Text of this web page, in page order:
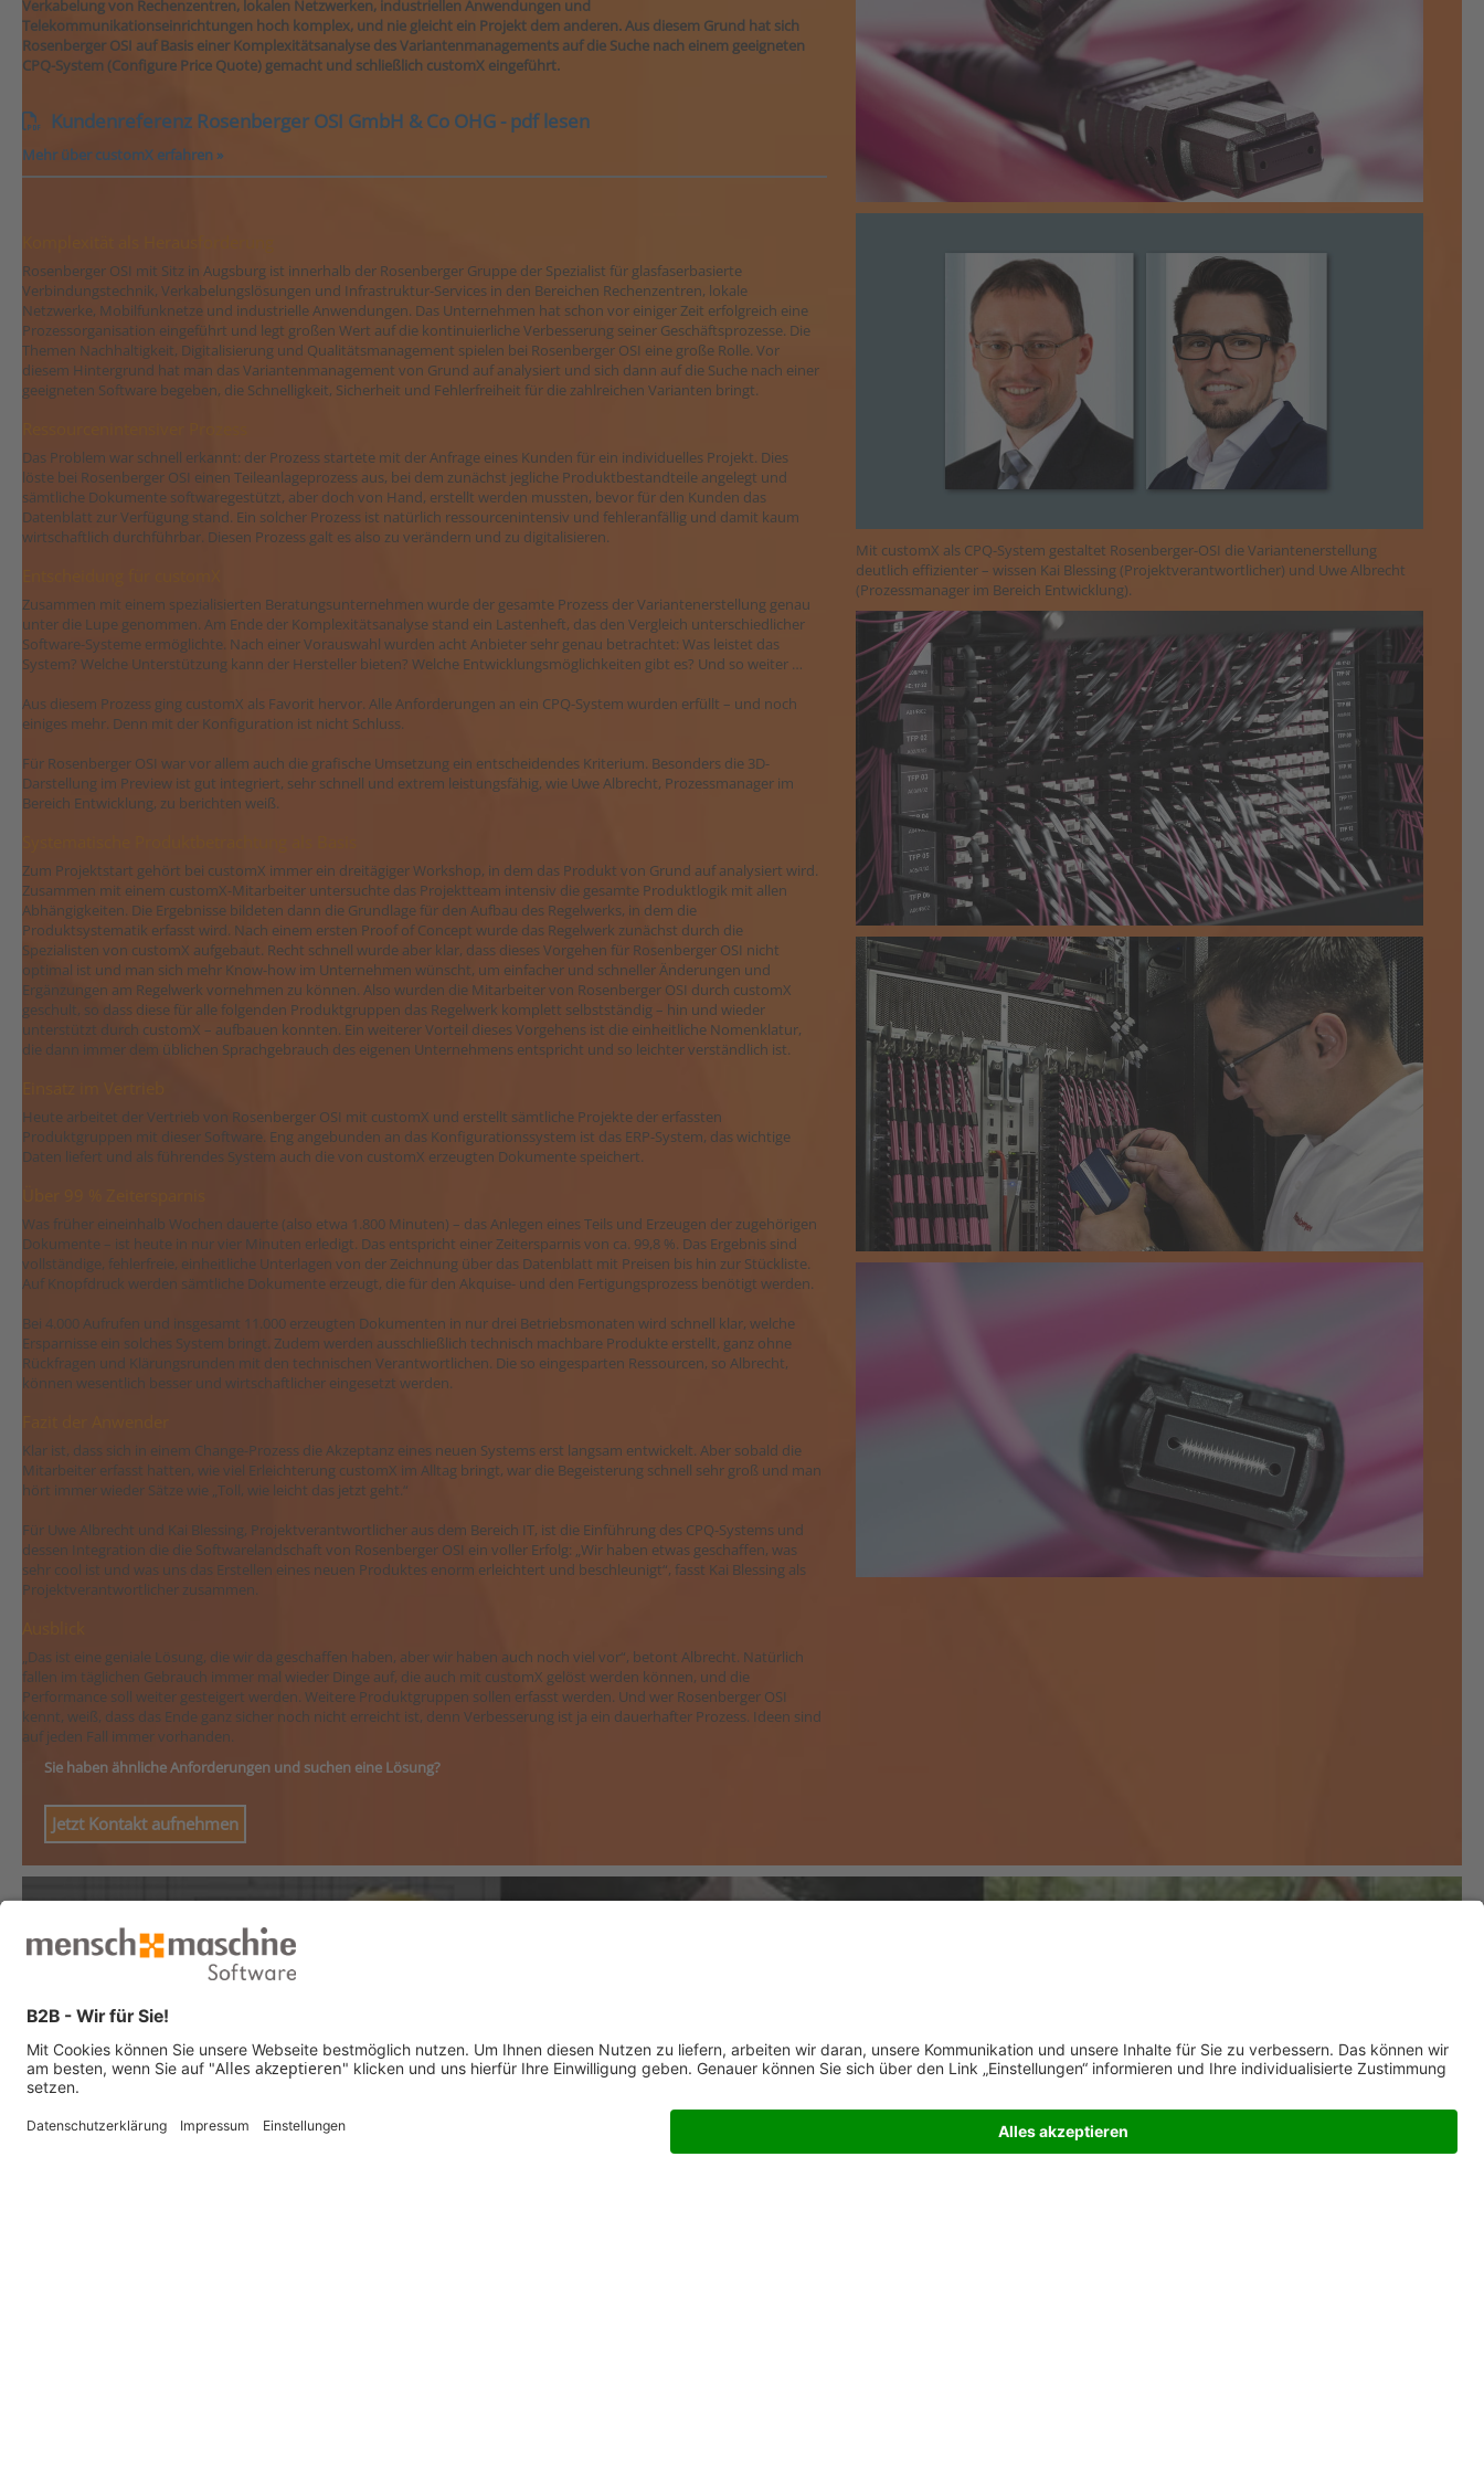
Verkabelung von Rechenzentren, lokalen Netzwerken, industriellen Anwendungen und
Telekommunikationseinrichtungen hoch komplex, und nie gleicht ein Projekt dem anderen. Aus diesem Grund hat sich
Rosenberger OSI auf Basis einer Komplexitätsanalyse des Variantenmanagements auf die Suche nach einem geeigneten
CPQ-System (Configure Price Quote) gemacht und schließlich customX eingeführt.
Kundenreferenz Rosenberger OSI GmbH & Co OHG - pdf lesen
Mehr über customX erfahren »
Rosenberger OSI mit Sitz in Augsburg ist innerhalb der Rosenberger Gruppe der Spezialist für glasfaserbasierte
Verbindungstechnik, Verkabelungslösungen und Infrastruktur-Services in den Bereichen Rechenzentren, lokale
Netzwerke, Mobilfunknetze und industrielle Anwendungen. Das Unternehmen hat schon vor einiger Zeit erfolgreich eine
Prozessorganisation eingeführt und legt großen Wert auf die kontinuierliche Verbesserung seiner Geschäftsprozesse. Die
Themen Nachhaltigkeit, Digitalisierung und Qualitätsmanagement spielen bei Rosenberger OSI eine große Rolle. Vor
diesem Hintergrund hat man das Variantenmanagement von Grund auf analysiert und sich dann auf die Suche nach einer
geeigneten Software begeben, die Schnelligkeit, Sicherheit und Fehlerfreiheit für die zahlreichen Varianten bringt.
Das Problem war schnell erkannt: der Prozess startete mit der Anfrage eines Kunden für ein individuelles Projekt. Dies
löste bei Rosenberger OSI einen Teileanlageprozess aus, bei dem zunächst jegliche Produktbestandteile angelegt und
sämtliche Dokumente softwaregestützt, aber doch von Hand, erstellt werden mussten, bevor für den Kunden das
Datenblatt zur Verfügung stand. Ein solcher Prozess ist natürlich ressourcenintensiv und fehleranfällig und damit kaum
wirtschaftlich durchführbar. Diesen Prozess galt es also zu verändern und zu digitalisieren.
Zusammen mit einem spezialisierten Beratungsunternehmen wurde der gesamte Prozess der Variantenerstellung genau
unter die Lupe genommen. Am Ende der Komplexitätsanalyse stand ein Lastenheft, das den Vergleich unterschiedlicher
Software-Systeme ermöglichte. Nach einer Vorauswahl wurden acht Anbieter sehr genau betrachtet: Was leistet das
System? Welche Unterstützung kann der Hersteller bieten? Welche Entwicklungsmöglichkeiten gibt es? Und so weiter …
Aus diesem Prozess ging customX als Favorit hervor. Alle Anforderungen an ein CPQ-System wurden erfüllt – und noch
einiges mehr. Denn mit der Konfiguration ist nicht Schluss.
Für Rosenberger OSI war vor allem auch die grafische Umsetzung ein entscheidendes Kriterium. Besonders die 3D-
Darstellung im Preview ist gut integriert, sehr schnell und extrem leistungsfähig, wie Uwe Albrecht, Prozessmanager im
Bereich Entwicklung, zu berichten weiß.
Zum Projektstart gehört bei customX immer ein dreitägiger Workshop, in dem das Produkt von Grund auf analysiert wird.
Zusammen mit einem customX-Mitarbeiter untersuchte das Projektteam intensiv die gesamte Produktlogik mit allen
Abhängigkeiten. Die Ergebnisse bildeten dann die Grundlage für den Aufbau des Regelwerks, in dem die
Produktsystematik erfasst wird. Nach einem ersten Proof of Concept wurde das Regelwerk zunächst durch die
Spezialisten von customX aufgebaut. Recht schnell wurde aber klar, dass dieses Vorgehen für Rosenberger OSI nicht
optimal ist und man sich mehr Know-how im Unternehmen wünscht, um einfacher und schneller Änderungen und
Ergänzungen am Regelwerk vornehmen zu können. Also wurden die Mitarbeiter von Rosenberger OSI durch customX
geschult, so dass diese für alle folgenden Produktgruppen das Regelwerk komplett selbstständig – hin und wieder
unterstützt durch customX – aufbauen konnten. Ein weiterer Vorteil dieses Vorgehens ist die einheitliche Nomenklatur,
die dann immer dem üblichen Sprachgebrauch des eigenen Unternehmens entspricht und so leichter verständlich ist.
Heute arbeitet der Vertrieb von Rosenberger OSI mit customX und erstellt sämtliche Projekte der erfassten
Produktgruppen mit dieser Software. Eng angebunden an das Konfigurationssystem ist das ERP-System, das wichtige
Daten liefert und als führendes System auch die von customX erzeugten Dokumente speichert.
Was früher eineinhalb Wochen dauerte (also etwa 1.800 Minuten) – das Anlegen eines Teils und Erzeugen der zugehörigen
Dokumente – ist heute in nur vier Minuten erledigt. Das entspricht einer Zeitersparnis von ca. 99,8 %. Das Ergebnis sind
vollständige, fehlerfreie, einheitliche Unterlagen von der Zeichnung über das Datenblatt mit Preisen bis hin zur Stückliste.
Auf Knopfdruck werden sämtliche Dokumente erzeugt, die für den Akquise- und den Fertigungsprozess benötigt werden.
Bei 4.000 Aufrufen und insgesamt 11.000 erzeugten Dokumenten in nur drei Betriebsmonaten wird schnell klar, welche
Ersparnisse ein solches System bringt. Zudem werden ausschließlich technisch machbare Produkte erstellt, ganz ohne
Rückfragen und Klärungsrunden mit den technischen Verantwortlichen. Die so eingesparten Ressourcen, so Albrecht,
können wesentlich besser und wirtschaftlicher eingesetzt werden.
Klar ist, dass sich in einem Change-Prozess die Akzeptanz eines neuen Systems erst langsam entwickelt. Aber sobald die
Mitarbeiter erfasst hatten, wie viel Erleichterung customX im Alltag bringt, war die Begeisterung schnell sehr groß und man
hört immer wieder Sätze wie „Toll, wie leicht das jetzt geht.“
Für Uwe Albrecht und Kai Blessing, Projektverantwortlicher aus dem Bereich IT, ist die Einführung des CPQ-Systems und
dessen Integration die die Softwarelandschaft von Rosenberger OSI ein voller Erfolg: „Wir haben etwas geschaffen, was
sehr cool ist und was uns das Erstellen eines neuen Produktes enorm erleichtert und beschleunigt“, fasst Kai Blessing als
Projektverantwortlicher zusammen.
„Das ist eine geniale Lösung, die wir da geschaffen haben, aber wir haben auch noch viel vor“, betont Albrecht. Natürlich
fallen im täglichen Gebrauch immer mal wieder Dinge auf, die auch mit customX gelöst werden können, und die
Performance soll weiter gesteigert werden. Weitere Produktgruppen sollen erfasst werden. Und wer Rosenberger OSI
kennt, weiß, dass das Ende ganz sicher noch nicht erreicht ist, denn Verbesserung ist ja ein dauerhafter Prozess. Ideen sind
auf jeden Fall immer vorhanden.
Mit customX als CPQ-System gestaltet Rosenberger-OSI die Variantenerstellung
deutlich effizienter – wissen Kai Blessing (Projektverantwortlicher) und Uwe Albrecht
(Prozessmanager im Bereich Entwicklung).
Sie haben ähnliche Anforderungen und suchen eine Lösung?
Jetzt Kontakt aufnehmen